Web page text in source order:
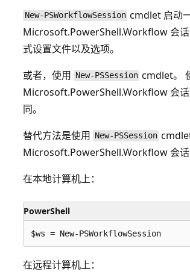
New-PSWorkflowSession cmdlet 启动
Microsoft.PowerShell.Workflow 会
式设置文件以及选项。
或者，使用 New-PSSession cmdlet。
Microsoft.PowerShell.Workflow 会
同。
替代方法是使用 New-PSSession
Microsoft.PowerShell.Workflow 会话
在本地计算机上：
PowerShell
在远程计算机上：